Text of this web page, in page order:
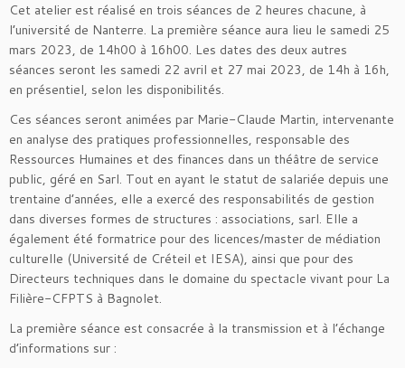
Cet atelier est réalisé en trois séances de 2 heures chacune, à
l’université de Nanterre. La première séance aura lieu le samedi 25
mars 2023, de 14h00 à 16h00. Les dates des deux autres
séances seront les samedi 22 avril et 27 mai 2023, de 14h à 16h,
en présentiel, selon les disponibilités.
Ces séances seront animées par Marie-Claude Martin, intervenante
en analyse des pratiques professionnelles, responsable des
Ressources Humaines et des finances dans un théâtre de service
public, géré en Sarl. Tout en ayant le statut de salariée depuis une
trentaine d’années, elle a exercé des responsabilités de gestion
dans diverses formes de structures : associations, sarl. Elle a
également été formatrice pour des licences/master de médiation
culturelle (Université de Créteil et IESA), ainsi que pour des
Directeurs techniques dans le domaine du spectacle vivant pour La
Filière-CFPTS à Bagnolet.
La première séance est consacrée à la transmission et à l’échange
d’informations sur :